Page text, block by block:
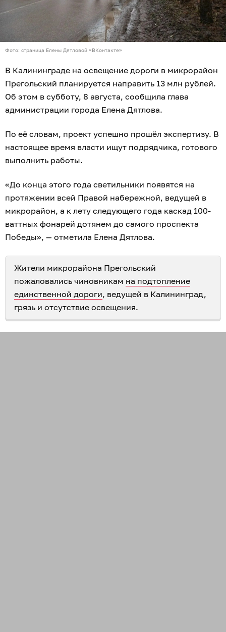
Фото: страница Елены Дятловой «ВКонтакте»
В Калининграде на освещение дороги в микрорайон
Прегольский планируется направить 13 млн рублей.
Об этом в субботу, 8 августа, сообщила глава
администрации города Елена Дятлова.
По её словам, проект успешно прошёл экспертизу. В
настоящее время власти ищут подрядчика, готового
выполнить работы.
«До конца этого года светильники появятся на
протяжении всей Правой набережной, ведущей в
микрорайон, а к лету следующего года каскад 100-
ваттных фонарей дотянем до самого проспекта
Победы», — отметила Елена Дятлова.
Жители микрорайона Прегольский
пожаловались чиновникам на подтопление
единственной дороги, ведущей в Калининград,
грязь и отсутствие освещения.